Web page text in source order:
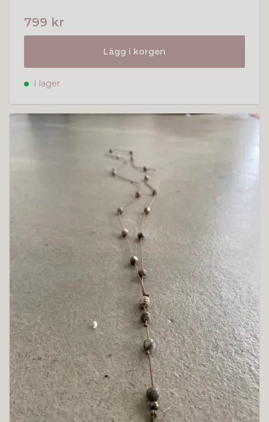
799 kr
Lägg i korgen
I lager